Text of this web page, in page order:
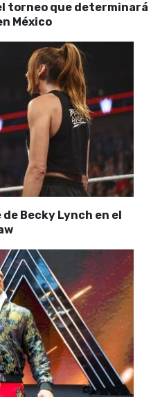
torneo que determinará
México
Becky Lynch en el